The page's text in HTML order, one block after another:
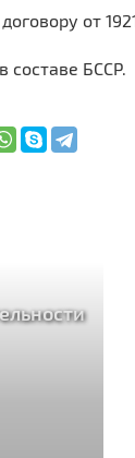
от
в составе БССР.